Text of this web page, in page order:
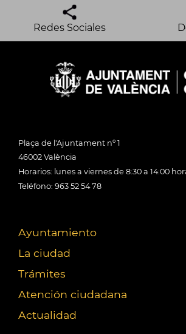
Redes Sociales
Plaça de l'Ajuntament nº 1
46002 València
Horarios: lunes a viernes de 8:30 a 14:00
Teléfono: 963 52 54 78
Ayuntamiento
La ciudad
Trámites
Atención ciudadana
Actualidad